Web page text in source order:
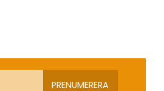
PRENUMERERA